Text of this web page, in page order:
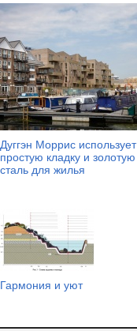
Дуггэн Моррис использует
простую кладку и золотую
сталь для жилья
Гармония и уют